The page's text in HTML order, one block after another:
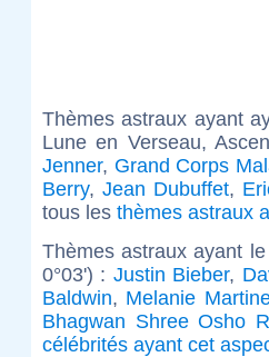
Thèmes astraux ayant
Lune en Verseau,
Jenner, Grand Corps
Berry,Jean Dubuffet,
tous les thèmes astraux
Thèmes astraux ayant
0°03') : Justin Bieber,
Baldwin, Melanie
Bhagwan Shree Osho
célébrités ayant cet